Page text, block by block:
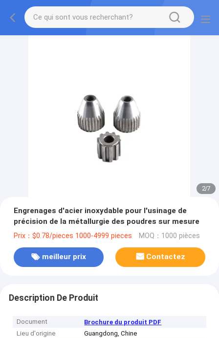
2/7
Engrenages d'acier inoxydable pour l'usinage de
précision de la métallurgie des poudres sur mesure
Prix：$0.78/pieces 1000-4999 pieces MOQ：1000 pièces
meilleur prix Contactez
Description De Produit
Document
Brochure du produit PDF
Lieu d'origine
Guangdong, Chine